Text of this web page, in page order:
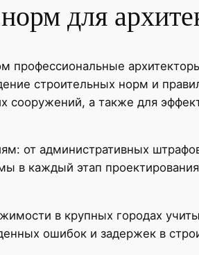
для
профессиональные
строительных норм и
сооружений, а также для
от административных
в каждый этап
в крупных городах
ошибок и задержек в